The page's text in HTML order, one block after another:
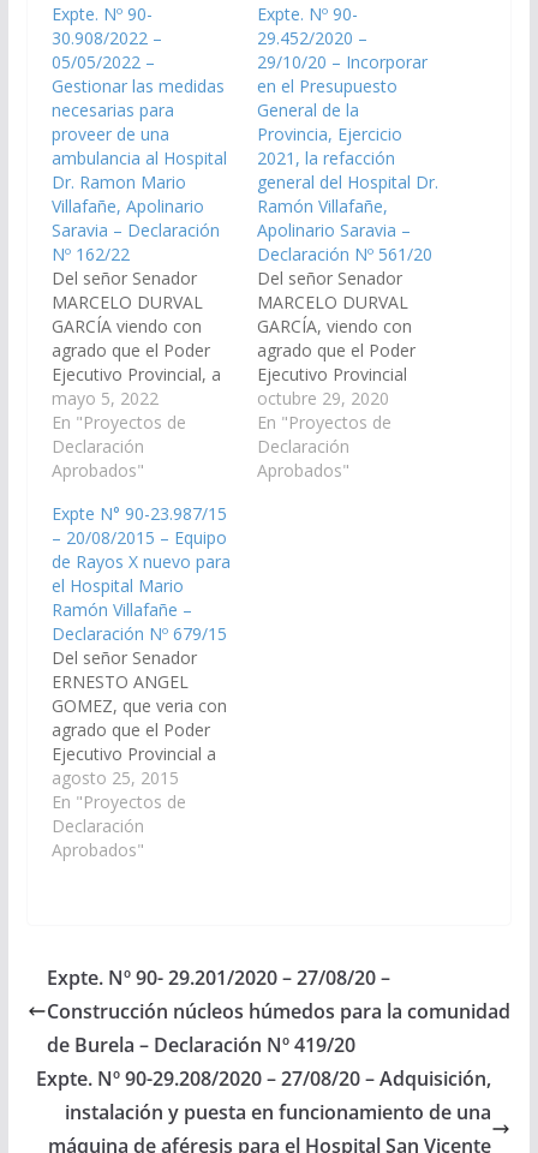
Expte. Nº 90-
30.908/2022 –
05/05/2022 –
Gestionar las medidas
necesarias para
proveer de una
ambulancia al Hospital
Dr. Ramon Mario
Villafañe, Apolinario
Saravia – Declaración
Nº 162/22
Del señor Senador
MARCELO DURVAL
GARCÍA viendo con
agrado que el Poder
Ejecutivo Provincial, a
través del organismo
que corresponda,
gestione las medidas
necesarias para
ambulancia al Hospital
Dr. Ramon Mario
Villafañe del Area
Operativa XXIII,
Apolinario Saravia,
departamento de Anta.
(Expte. Nº 90-
30.908/2022, a la
Comisión…
mayo 5, 2022
En "Proyectos de
Declaración
Aprobados"
Expte. Nº 90-
29.452/2020 –
29/10/20 – Incorporar
en el Presupuesto
General de la
Provincia, Ejercicio
2021, la refacción
general del Hospital Dr.
Ramón Villafañe,
Apolinario Saravia –
Declaración Nº 561/20
Del señor Senador
MARCELO DURVAL
GARCÍA, viendo con
agrado que el Poder
Ejecutivo Provincial
arbitre los medios
necesarios para
incorporar al Plan de
Trabajos Públicos del
octubre 29, 2020
En "Proyectos de
Declaración
Aprobados"
Expte N° 90-23.987/15
– 20/08/2015 – Equipo
de Rayos X nuevo para
el Hospital Mario
Ramón Villafañe –
Declaración Nº 679/15
Del señor Senador
ERNESTO ANGEL
GOMEZ, que veria con
agrado que el Poder
Ejecutivo Provincial a
traves del Ministerio de
Salud de la Provincia,
arbitre los medios
necesarios a los fines
Ramón Villafañe, de
la…
agosto 25, 2015
En "Proyectos de
Declaración
Aprobados"
Expte. Nº 90- 29.201/2020 – 27/08/20 –
Construcción núcleos húmedos para la comunidad
de Burela – Declaración Nº 419/20
Expte. Nº 90-29.208/2020 – 27/08/20 – Adquisición,
instalación y puesta en funcionamiento de una
máquina de aféresis para el Hospital San Vicente